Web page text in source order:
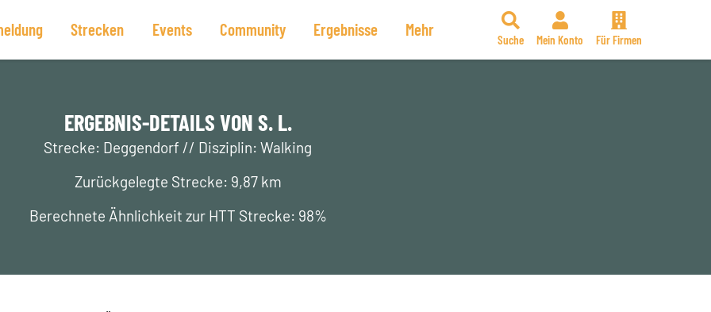
Strecken Events Community Ergebnisse Mehr
Suche Mein Konto Für Firmen
ERGEBNIS-DETAILS VON S. L.
Strecke: Deggendorf // Disziplin: Walking
Zurückgelegte Strecke: 9,87 km
Berechnete Ähnlichkeit zur HTT Strecke: 98%